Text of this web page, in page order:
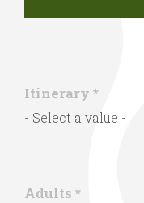
Itinerary *
Adults *